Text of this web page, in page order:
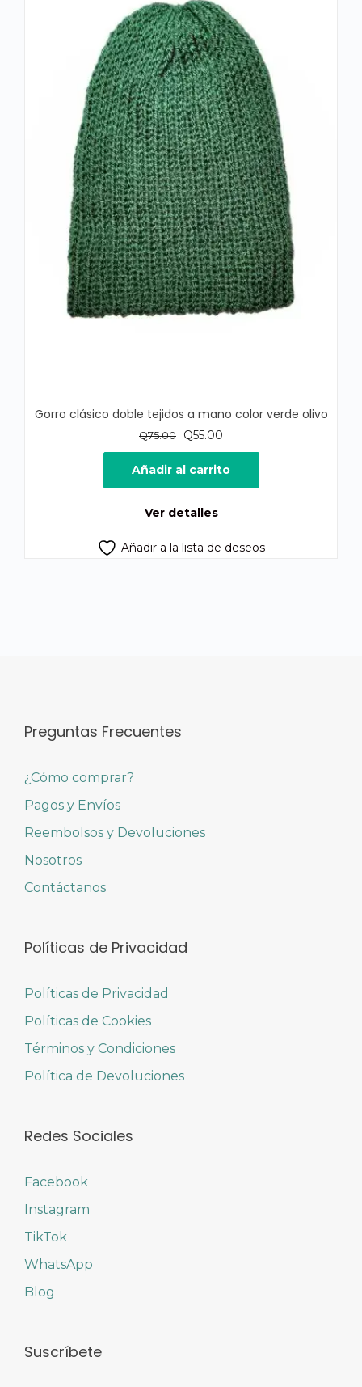
Gorro clásico doble tejidos a mano color verde olivo
Q75.00
El
precio
original
era:
Q55.00
precio
actual
es:
Añadir al carrito
Ver detalles
Añadir a la lista de deseos
Preguntas Frecuentes
¿Cómo comprar?
Pagos y Envíos
Reembolsos y Devoluciones
Nosotros
Contáctanos
Políticas de Privacidad
Políticas de Privacidad
Políticas de Cookies
Términos y Condiciones
Política de Devoluciones
Redes Sociales
Facebook
Instagram
TikTok
WhatsApp
Blog
Suscríbete